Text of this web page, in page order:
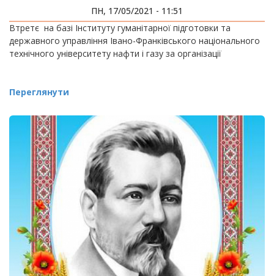
ПН, 17/05/2021 - 11:51
Втретє на базі Інституту гуманітарної підготовки та
державного управління Івано-Франківського національного
технічного університету нафти і газу за організації
Переглянути